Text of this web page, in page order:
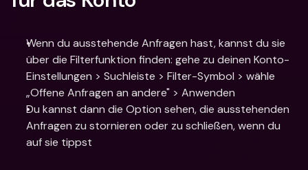
Wenn du ausstehende Anfragen hast, kannst du sie
über die Filterfunktion finden: gehe zu deinen Konto-
Einstellungen > Suchleiste > Filter-Symbol > wähle
„Offene Anfragen an andere" > Anwenden
Du kannst dann die Option sehen, die ausstehenden
Anfragen zu stornieren oder zu schließen, wenn du
auf sie tippst